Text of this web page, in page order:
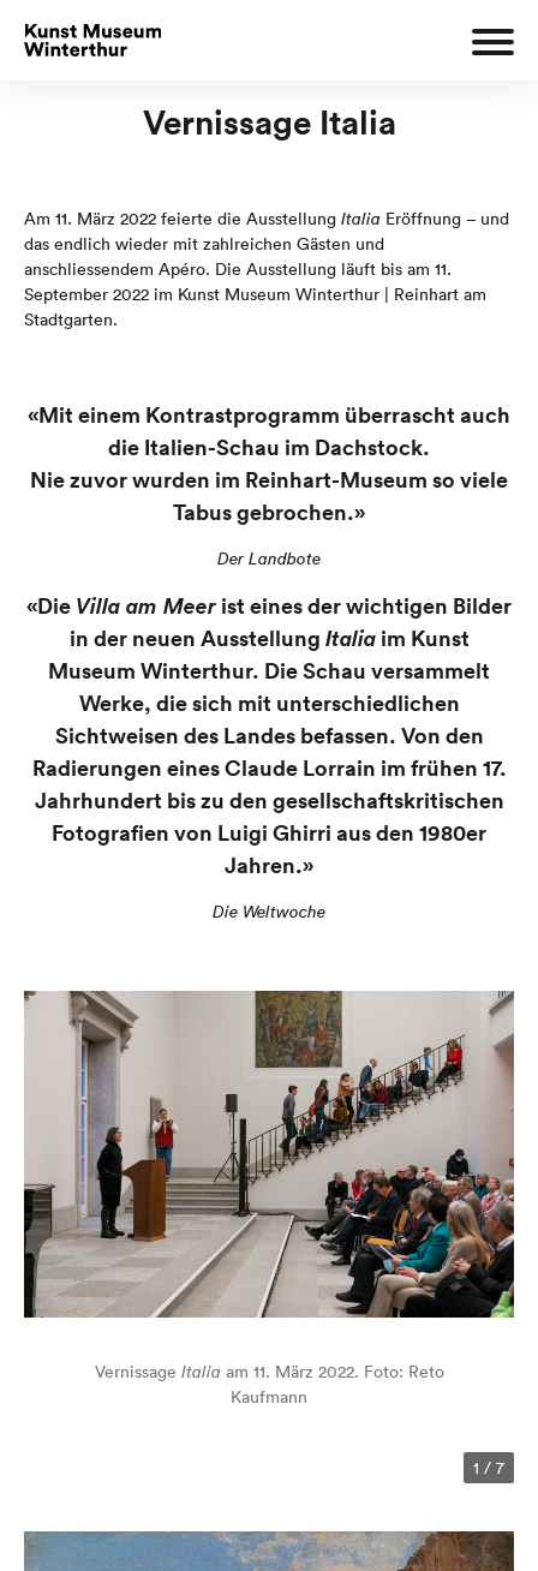
Vernissage Italia
Am 11. März 2022 feierte die Ausstellung Italia Eröffnung – und
das endlich wieder mit zahlreichen Gästen und
anschliessendem Apéro. Die Ausstellung läuft bis am 11.
September 2022 im Kunst Museum Winterthur | Reinhart am
Stadtgarten.
«Mit einem Kontrastprogramm überrascht auch
die Italien-Schau im Dachstock.
Nie zuvor wurden im Reinhart-Museum so viele
Tabus gebrochen.»
Der Landbote
«Die Villa am Meer ist eines der wichtigen Bilder
in der neuen Ausstellung Italiaim Kunst
Museum Winterthur. Die Schau versammelt
Werke, die sich mit unterschiedlichen
Sichtweisen des Landes befassen. Von den
Radierungen eines Claude Lorrain im frühen 17.
Jahrhundert bis zu den gesellschaftskritischen
Fotografien von Luigi Ghirri aus den 1980er
Jahren.»
Die Weltwoche
Vernissage Italia am 11. März 2022. Foto: Reto
Kaufmann
1 / 7